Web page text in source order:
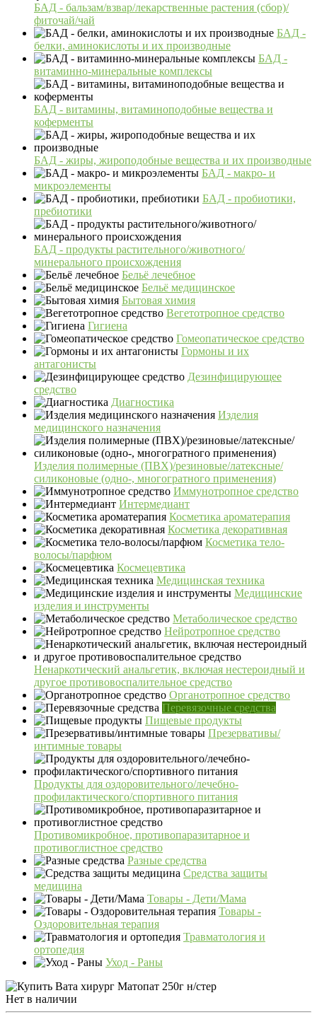
БАД - бальзам/взвар/лекарственные растения (сбор)/
фиточай/чай
БАД -
белки, аминокислоты и их производные
БАД -
витаминно-минеральные комплексы
БАД - витамины, витаминоподобные вещества и
коферменты
БАД - жиры, жироподобные вещества и их производные
БАД - макро- и
микроэлементы
БАД - пробиотики,
пребиотики
БАД - продукты растительного/животного/
минерального происхождения
Бельё лечебное
Бельё медицинское
Бытовая химия
Вегетотропное средство
Гигиена
Гомеопатическое средство
Гормоны и их
антагонисты
Дезинфицирующее
средство
Диагностика
Изделия
медицинского назначения
Изделия полимерные (ПВХ)/резиновые/латексные/
силиконовые (одно-, многогратного применения)
Иммунотропное средство
Интермедиант
Косметика ароматерапия
Косметика декоративная
Косметика тело-
волосы/парфюм
Космецевтика
Медицинская техника
Медицинские
изделия и инструменты
Метаболическое средство
Нейротропное средство
Ненаркотический анальгетик, включая нестероидный и
другое противовоспалительное средство
Органотропное средство
Перевязочные средства
Пищевые продукты
Презервативы/
интимные товары
Продукты для оздоровительного/лечебно-
профилактического/спортивного питания
Противомикробное, противопаразитарное и
противоглистное средство
Разные средства
Средства защиты
медицина
Товары - Дети/Мама
Товары -
Оздоровительная терапия
Травматология и
ортопедия
Уход - Раны
Нет в наличии